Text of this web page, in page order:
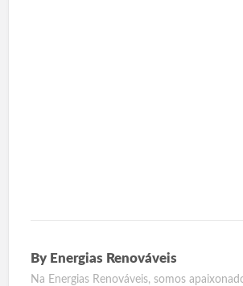
By Energias Renováveis
Na Energias Renováveis, somos